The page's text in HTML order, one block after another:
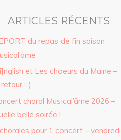
ARTICLES RÉCENTS
du repas de fin saison
et Les choeurs du Maine –
:-)
choral Musical’âme 2026 –
belle soirée !
pour 1 concert – vendredi